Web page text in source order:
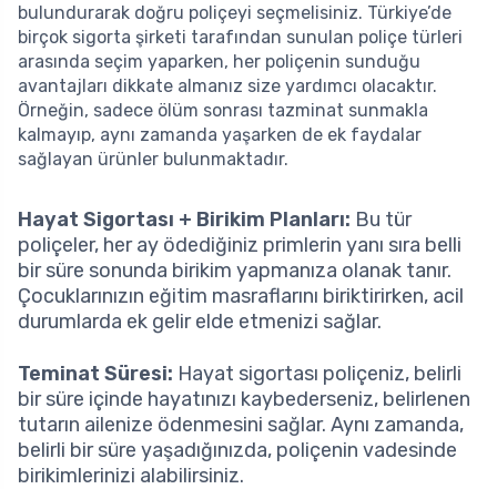
bulundurarak doğru poliçeyi seçmelisiniz. Türkiye’de
birçok sigorta şirketi tarafından sunulan poliçe türleri
arasında seçim yaparken, her poliçenin sunduğu
avantajları dikkate almanız size yardımcı olacaktır.
Örneğin, sadece ölüm sonrası tazminat sunmakla
kalmayıp, aynı zamanda yaşarken de ek faydalar
sağlayan ürünler bulunmaktadır.
Hayat Sigortası + Birikim Planları: Bu tür
poliçeler, her ay ödediğiniz primlerin yanı sıra belli
bir süre sonunda birikim yapmanıza olanak tanır.
Çocuklarınızın eğitim masraflarını biriktirirken, acil
durumlarda ek gelir elde etmenizi sağlar.
Teminat Süresi: Hayat sigortası poliçeniz, belirli
bir süre içinde hayatınızı kaybederseniz, belirlenen
tutarın ailenize ödenmesini sağlar. Aynı zamanda,
belirli bir süre yaşadığınızda, poliçenin vadesinde
birikimlerinizi alabilirsiniz.